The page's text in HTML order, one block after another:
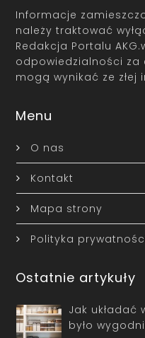
Informacje
należy traktować
Redakcja Portalu
odpowiedzialności za
mogą wynikać ze
Menu
O nas
Kontakt
Mapa strony
Polityka
Ostatnie artykuły
Jak układać
było